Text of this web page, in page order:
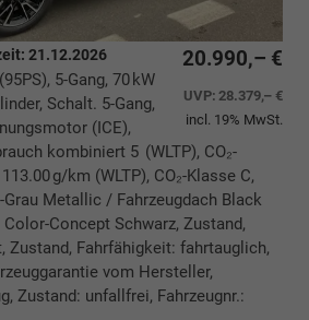
20.990,– €
UVP:28.379,– €
incl. 19% MwSt.
21.12.2026
5-Gang, 70 kW
Schalt. 5-Gang,
(ICE),
kombiniert 5 (WLTP), CO₂-
g/km (WLTP), CO₂-Klasse C,
Metallic / Fahrzeugdach Black
Concept Schwarz, Zustand,
Zustand, Fahrfähigkeit: fahrtauglich,
vom Hersteller,
Zustand: unfallfrei, Fahrzeugnr.: